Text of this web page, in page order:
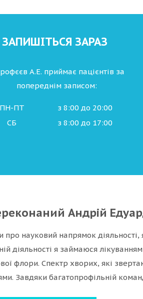
ЗАПИШІТЬСЯ ЗАРАЗ
А.Е. приймає пацієнтів за
попереднім записом:
ПН-ПТ
з 8:00 до 20:00
СБ
з 8:00 до 17:00
Андрій
про науковий напрямок
діяльності я займаюся
флори. Спектр хворих, які
Завдяки багатопрофільній